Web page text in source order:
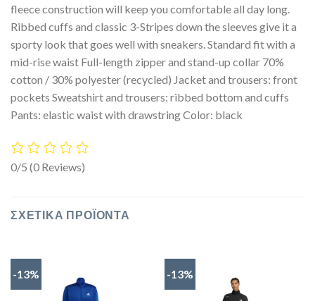
fleece construction will keep you comfortable all day long.
Ribbed cuffs and classic 3-Stripes down the sleeves give it a
sporty look that goes well with sneakers. Standard fit with a
mid-rise waist Full-length zipper and stand-up collar 70%
cotton / 30% polyester (recycled) Jacket and trousers: front
pockets Sweatshirt and trousers: ribbed bottom and cuffs
Pants: elastic waist with drawstring Color: black
0/5 (0 Reviews)
ΣΧΕΤΙΚΆ ΠΡΟΪΌΝΤΑ
-13% -13%